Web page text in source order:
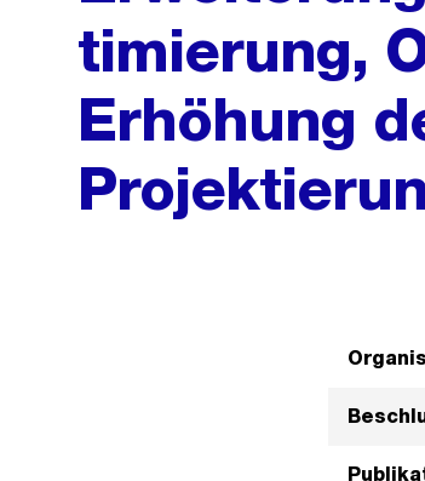
timierung,
Erhöhung